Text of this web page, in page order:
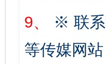
9、
※ 联系
等传媒网